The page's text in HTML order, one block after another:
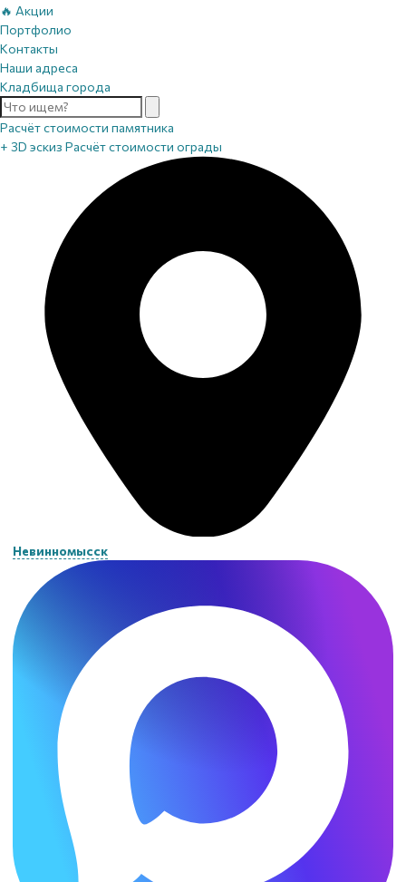
🔥 Акции
Портфолио
Контакты
Наши адреса
Кладбища города
Расчёт стоимости памятника
+ 3D эскиз Расчёт стоимости ограды
Невинномысск